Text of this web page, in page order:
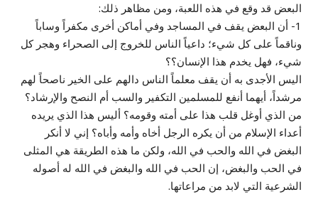
البعض قد وقع في هذه اللعبة، ومن مظاهر ذلك:
1- أن البعض يقف في المساجد وفي أماكن أخرى مكفراً وساباً
وناقماً على كل شيء؛ داعياً الناس للخروج إلى الصحراء وهجر كل
شيء، فهل يخدم هذا الإنسان؟؟
اليس الأجدى به أن يقف معلماً الناس دالهم على الخير ناصحاً لهم
مرشداً، أيهما أنفع للمسلمين التكفير والسب أم النصح والإرشاد؟
من الذي أوغل قلب هذا على أمته وقومه؟ أليس هذا الذي يريده
أعداء الإسلام من أن يكره الرجل أخاه وأمه وأباه؟ إني لا أنكر
البغض في الله والحب في الله، ولكن ما هذه الطريقة هي المثلى
في الحب والبغض، إن الحب في الله والبغض في الله له أصوله
الشرعية التي لابد من مراعاتها.